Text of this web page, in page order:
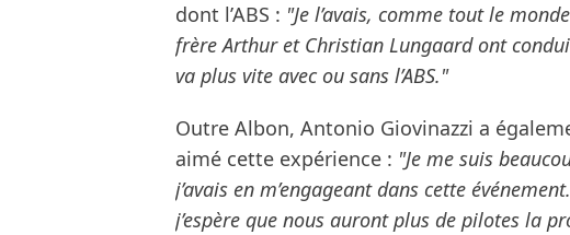
dont l’ABS : "Je l’avais, comme tout le
frère Arthur et Christian Lungaard ont
va plus vite avec ou sans l’ABS."
Outre Albon, Antonio Giovinazzi a
aimé cette expérience : "Je me suis
j’avais en m’engageant dans cette
j’espère que nous auront plus de pilotes la